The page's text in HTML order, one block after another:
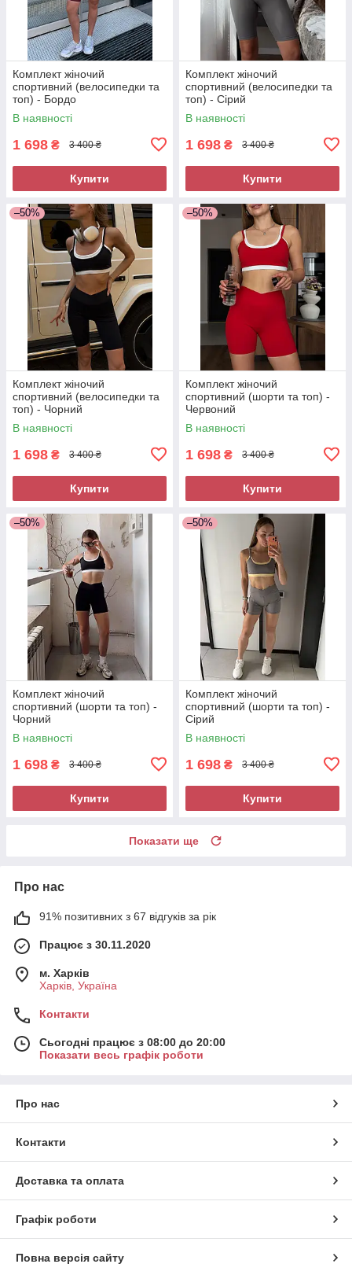
Комплект жіночий
спортивний (велосипедки та
топ) - Бордо
В наявності
1 698 ₴ 3 400 ₴
Купити
Комплект жіночий
спортивний (велосипедки та
топ) - Сірий
В наявності
1 698 ₴ 3 400 ₴
Купити
–50%
Комплект жіночий
спортивний (велосипедки та
топ) - Чорний
В наявності
1 698 ₴ 3 400 ₴
Купити
–50%
Комплект жіночий
спортивний (шорти та топ) -
Червоний
В наявності
1 698 ₴ 3 400 ₴
Купити
–50%
Комплект жіночий
спортивний (шорти та топ) -
Чорний
В наявності
1 698 ₴ 3 400 ₴
Купити
–50%
Комплект жіночий
спортивний (шорти та топ) -
Сірий
В наявності
1 698 ₴ 3 400 ₴
Купити
Показати ще
Про нас
91% позитивних з 67 відгуків за рік
Працює з 30.11.2020
м. Харків
Харків, Україна
Контакти
Сьогодні працює з 08:00 до 20:00
Показати весь графік роботи
Про нас
Контакти
Доставка та оплата
Графік роботи
Повна версія сайту